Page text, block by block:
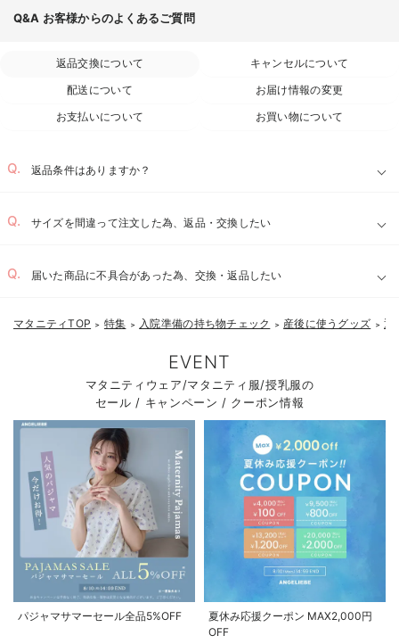
Q&A お客様からのよくあるご質問
返品交換について
キャンセルについて
配送について
お届け情報の変更
お支払いについて
お買い物について
返品条件はありますか？
サイズを間違って注文した為、返品・交換したい
届いた商品に不具合があった為、交換・返品したい
お気に入り商品を確認する
マタニティTOP ＞ 特集 ＞ 入院準備の持ち物チェック ＞ 産後に使うグッズ ＞ 退
EVENT
マタニティウェア/マタニティ服/授乳服の
セール / キャンペーン / クーポン情報
パジャマサマーセール全品5%OFF
夏休み応援クーポン MAX2,000円
OFF